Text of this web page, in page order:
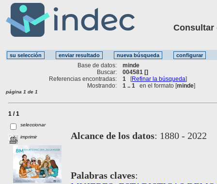
Consultar
Base de datos:
minde
Buscar:
004581 []
Referencias encontradas:
1 [Refinar la búsqueda]
Mostrando:
1 .. 1 en el formato [minde]
página 1 de 1
1 / 1
seleccionar
imprimir Alcance de los datos: 1880 - 2022
Palabras claves: